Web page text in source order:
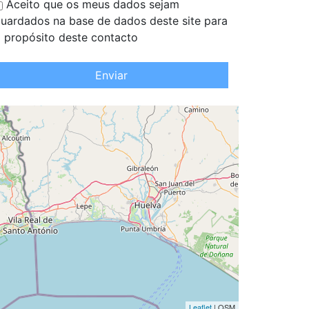
Aceito que os meus dados sejam
na base de dados deste site para
propósito deste contacto
Enviar